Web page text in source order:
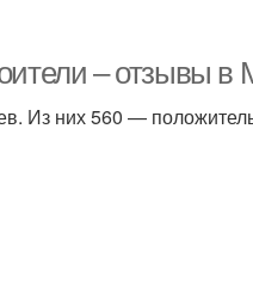
– отзывы в
Из них 560 —